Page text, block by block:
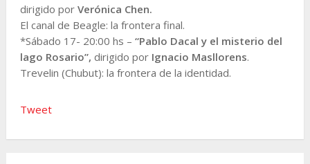
dirigido por Verónica Chen.
El canal de Beagle: la frontera final.
*Sábado 17- 20:00 hs – “Pablo Dacal y el misterio del
lago Rosario”, dirigido por Ignacio Masllorens.
Trevelin (Chubut): la frontera de la identidad.
Tweet